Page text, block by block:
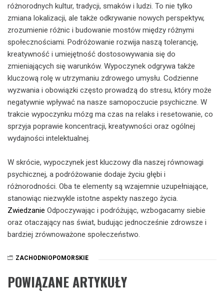
różnorodnych kultur, tradycji, smaków i ludzi. To nie tylko
zmiana lokalizacji, ale także odkrywanie nowych perspektyw,
zrozumienie różnic i budowanie mostów między różnymi
społecznościami. Podróżowanie rozwija naszą tolerancję,
kreatywność i umiejętność dostosowywania się do
zmieniających się warunków. Wypoczynek odgrywa także
kluczową rolę w utrzymaniu zdrowego umysłu. Codzienne
wyzwania i obowiązki często prowadzą do stresu, który może
negatywnie wpływać na nasze samopoczucie psychiczne. W
trakcie wypoczynku mózg ma czas na relaks i resetowanie, co
sprzyja poprawie koncentracji, kreatywności oraz ogólnej
wydajności intelektualnej.
W skrócie, wypoczynek jest kluczowy dla naszej równowagi
psychicznej, a podróżowanie dodaje życiu głębi i
różnorodności. Oba te elementy są wzajemnie uzupełniające,
stanowiąc niezwykle istotne aspekty naszego życia.
Zwiedzanie Odpoczywając i podróżując, wzbogacamy siebie
oraz otaczający nas świat, budując jednocześnie zdrowsze i
bardziej zrównoważone społeczeństwo.
ZACHODNIOPOMORSKIE
POWIĄZANE ARTYKUŁY